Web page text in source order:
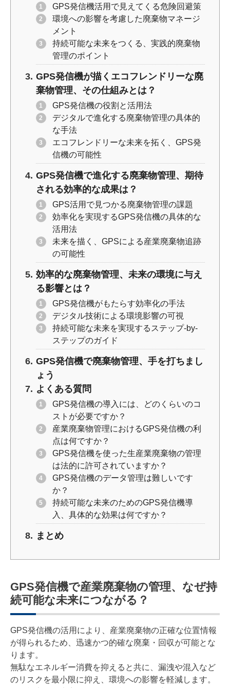
GPS発信機活用で見えてくる危険回避策
環境への影響を考慮した廃棄物マネージ
メント
持続可能な未来をつくる、実践的廃棄物
管理のポイント
GPS発信機が描くエコフレンドリーな廃
棄物管理、その仕組みとは？
GPS発信機の役割と活用法
デジタルで進化する廃棄物管理の具体的
な手法
エコフレンドリーな未来を拓く、GPS発
信機の可能性
GPS発信機で進化する廃棄物管理、期待
される効率的な成果は？
GPS活用で見つかる廃棄物管理の課題
効率化を実現するGPS発信機の具体的な
活用法
未来を描く、GPSによる産業廃棄物追跡
の可能性
効率的な廃棄物管理、未来の環境に与え
る影響とは？
GPS発信機がもたらす効率化の手法
デジタル技術による環境影響の可視
持続可能な未来を実現するステップ-by-
ステップのガイド
GPS発信機で廃棄物管理、手を打ちまし
ょう
よくある質問
GPS発信機の導入には、どのくらいのコ
ストが必要ですか？
産業廃棄物管理におけるGPS発信機の利
点は何ですか？
GPS発信機を使った生産業廃棄物の管理
は法的に許可されていますか？
GPS発信機のデータ管理は難しいです
か？
持続可能な未来のためのGPS発信機導
入、具体的な効果は何ですか？
まとめ
GPS発信機で産業廃棄物の管理、なぜ持
続可能な未来につながる？
GPS発信機の活用により、産業廃棄物の正確な位置情報
が得られるため、迅速かつ的確な廃棄・回収が可能とな
ります。
無駄なエネルギー消費を抑えると共に、漏洩や混入など
のリスクを最小限に抑え、環境への影響を軽減します。